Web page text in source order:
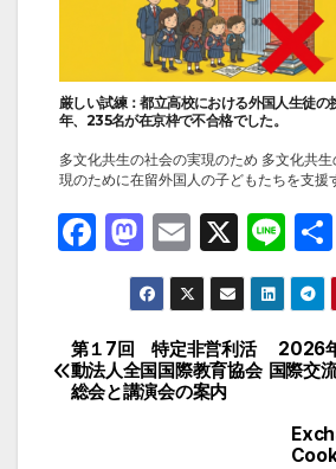
厳しい試練：都立高校における外国人生徒
年、235名が在京枠で不合格でした。
多文化共生の社会の実現のため 多文化共
現のために在留外国人の子どもたちを支援
の仕組みがありますが、その枠は狭く、今
合格者がでました。少しでも緩和できるよ
子どもたちは、日...
2026-02-09
F
e
b
M
a
st
o
d
E
m
ail
X
Li
n
e
投
稿
2026
国際交
第１7回 特定非営利活
動法人全国国際教育協会
総会と講演会の案内